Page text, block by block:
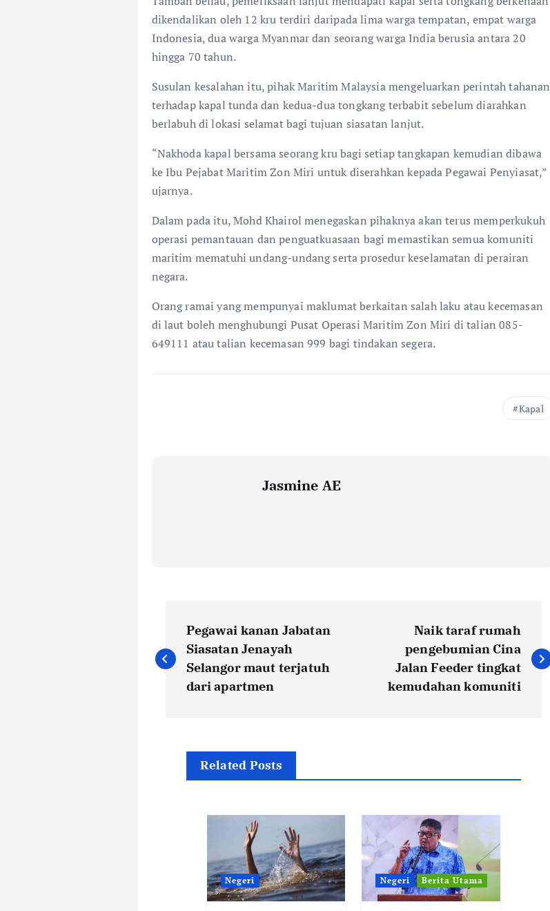
dikendalikan oleh 12 kru terdiri daripada lima warga tempatan, empat warga
Indonesia, dua warga Myanmar dan seorang warga India berusia antara 20
hingga 70 tahun.
Susulan kesalahan itu, pihak Maritim Malaysia mengeluarkan perintah tahanan
terhadap kapal tunda dan kedua-dua tongkang terbabit sebelum diarahkan
berlabuh di lokasi selamat bagi tujuan siasatan lanjut.
“Nakhoda kapal bersama seorang kru bagi setiap tangkapan kemudian dibawa
ke Ibu Pejabat Maritim Zon Miri untuk diserahkan kepada Pegawai Penyiasat,”
ujarnya.
Dalam pada itu, Mohd Khairol menegaskan pihaknya akan terus memperkukuh
operasi pemantauan dan penguatkuasaan bagi memastikan semua komuniti
maritim mematuhi undang-undang serta prosedur keselamatan di perairan
negara.
Orang ramai yang mempunyai maklumat berkaitan salah laku atau kecemasan
di laut boleh menghubungi Pusat Operasi Maritim Zon Miri di talian 085-
649111 atau talian kecemasan 999 bagi tindakan segera.
Kapal
Jasmine AE
o
Pegawai kanan Jabatan
Siasatan Jenayah
Selangor maut terjatuh
dari apartmen
Naik taraf rumah
pengebumian Cina
Jalan Feeder tingkat
kemudahan komuniti
Related Posts
Negeri Negeri Berita Utama